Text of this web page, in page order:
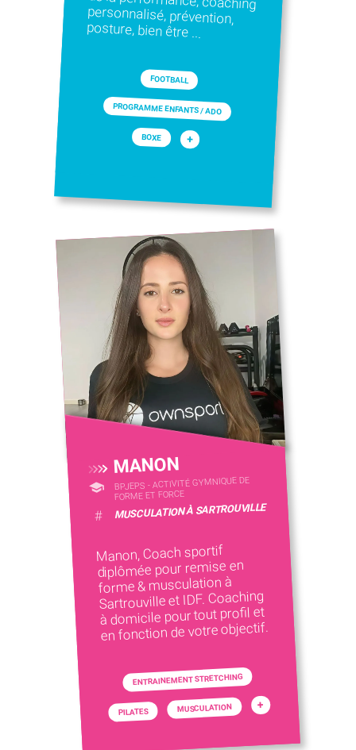
posture, bien être ...
FOOTBALL
PROGRAMME ENFANTS / ADO
BOXE +
MANON
BPJEPS - ACTIVITÉ GYMNIQUE DE
FORME ET FORCE
# MUSCULATION À SARTROUVILLE
Manon, Coach sportif
diplômée pour remise en
forme & musculation à
Sartrouville et IDF. Coaching
à domicile pour tout profil et
en fonction de votre objectif.
ENTRAINEMENT STRETCHING
PILATES MUSCULATION +